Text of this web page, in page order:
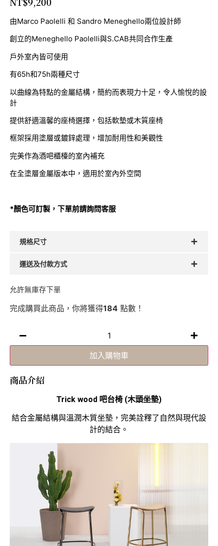
由Marco Paolelli 和 Sandro Meneghello兩位設計師
創立的Meneghello Paolelli與S.CAB共同合作生產
戶外室內皆可使用
有65h和75h兩種尺寸
以曲線為特點的金屬結構，簡約而表現力十足，令人愉悅的設
計
提供舒適溫馨的座椅選擇，包括軟墊或木質座椅
框架採用塗層或鍍鋅處理，增加耐用性和美觀性
完美作為酒吧櫃檯的室內補充
在全塗層金屬版本中，適用於室內外空間
*顏色可訂製，下單前請詢問客服
規格尺寸
運送及付款方式
允許無庫存下單
完成購買此商品，你將獲得184 點數！
加入購物車
商品介紹
Trick wood 吧台椅 (⽊頭坐墊)
結合金屬結構與溫潤木質坐墊，完美詮釋了自然與現代設
計的結合。